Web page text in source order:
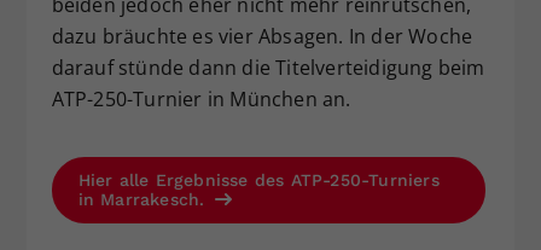
dazu bräuchte es vier Absagen. In der Woche
darauf stünde dann die Titelverteidigung beim
ATP-250-Turnier in München an.
Hier alle Ergebnisse des ATP-250-Turniers
in Marrakesch.